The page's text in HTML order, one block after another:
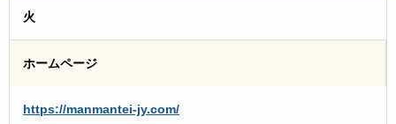
火
ホームページ
https://manmantei-jy.com/